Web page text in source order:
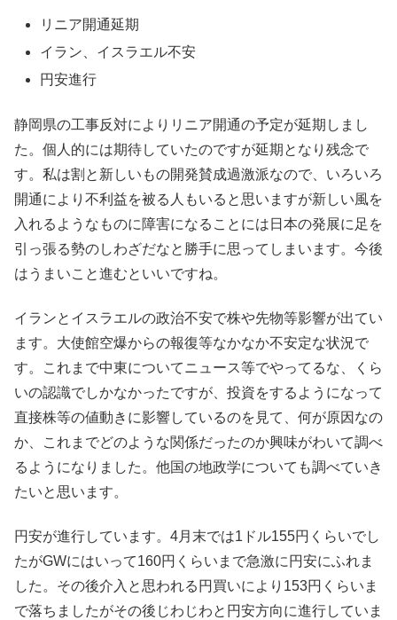
リニア開通延期
イラン、イスラエル不安
円安進行
静岡県の工事反対によりリニア開通の予定が延期しまし
た。個人的には期待していたのですが延期となり残念で
す。私は割と新しいもの開発賛成過激派なので、いろいろ
開通により不利益を被る人もいると思いますが新しい風を
入れるようなものに障害になることには日本の発展に足を
引っ張る勢のしわざだなと勝手に思ってしまいます。今後
はうまいこと進むといいですね。
イランとイスラエルの政治不安で株や先物等影響が出てい
ます。大使館空爆からの報復等なかなか不安定な状況で
す。これまで中東についてニュース等でやってるな、くら
いの認識でしかなかったですが、投資をするようになって
直接株等の値動きに影響しているのを見て、何が原因なの
か、これまでどのような関係だったのか興味がわいて調べ
るようになりました。他国の地政学についても調べていき
たいと思います。
円安が進行しています。4月末では1ドル155円くらいでし
たがGWにはいって160円くらいまで急激に円安にふれま
した。その後介入と思われる円買いにより153円くらいま
で落ちましたがその後じわじわと円安方向に進行していま